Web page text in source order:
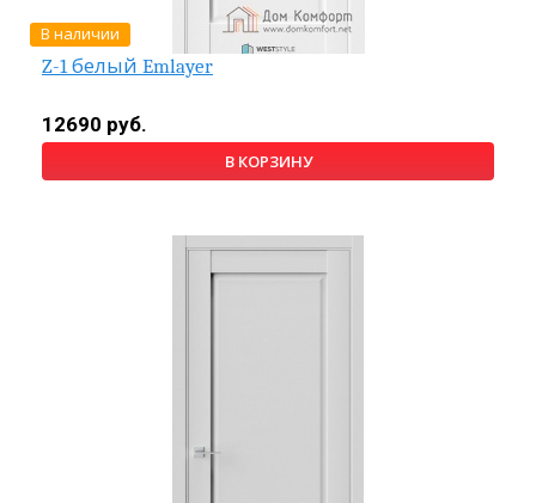
В наличии
Z-1 белый Emlayer
12690 руб.
В КОРЗИНУ